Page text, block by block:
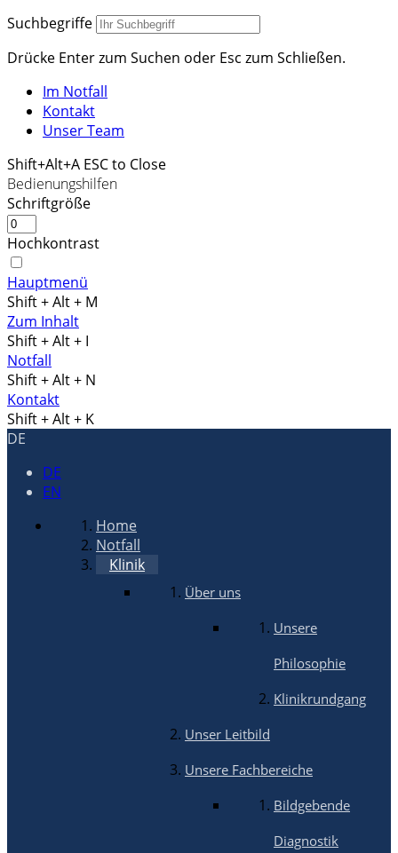
Suchbegriffe
Drücke Enter zum Suchen oder Esc zum Schließen.
Im Notfall
Kontakt
Unser Team
Shift+Alt+A ESC to Close
Bedienungshilfen
Schriftgröße
Hochkontrast
Hauptmenü
Shift + Alt + M
Zum Inhalt
Shift + Alt + I
Notfall
Shift + Alt + N
Kontakt
Shift + Alt + K
DE
DE
EN
Home
Notfall
Klinik
Über uns
Unsere
Philosophie
Klinikrundgang
Unser Leitbild
Unsere Fachbereiche
Bildgebende
Diagnostik